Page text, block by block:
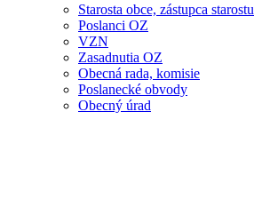
Starosta obce, zástupca starostu
Poslanci OZ
VZN
Zasadnutia OZ
Obecná rada, komisie
Poslanecké obvody
Obecný úrad